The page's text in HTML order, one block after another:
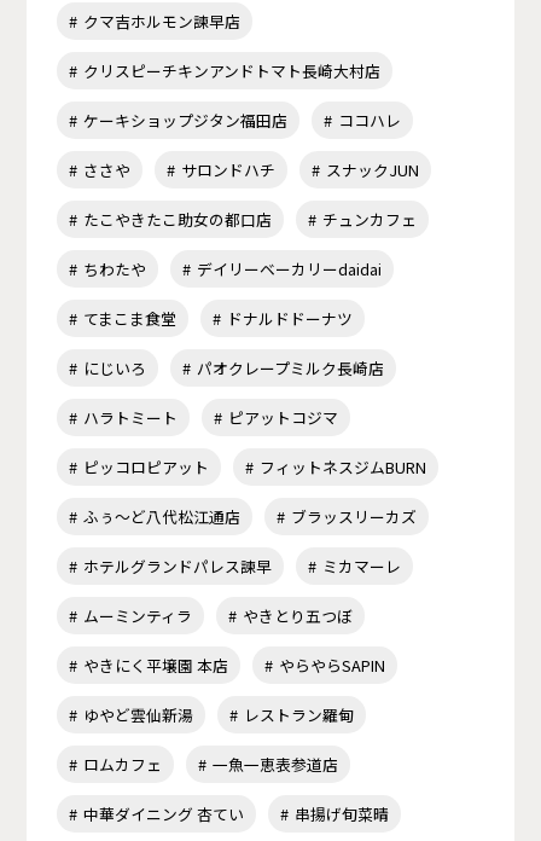
クマ吉ホルモン諫早店
クリスピーチキンアンドトマト長崎大村店
ケーキショップジタン福田店 ココハレ
ささや サロンドハチ スナックJUN
たこやきたこ助女の都口店 チュンカフェ
ちわたや デイリーベーカリーdaidai
てまこま食堂 ドナルドドーナツ
にじいろ パオクレープミルク長崎店
ハラトミート ピアットコジマ
ピッコロピアット フィットネスジムBURN
ふぅ～ど八代松江通店 ブラッスリーカズ
ホテルグランドパレス諫早 ミカマーレ
ムーミンティラ やきとり五つぼ
やきにく平壌園 本店 やらやらSAPIN
ゆやど雲仙新湯 レストラン羅甸
ロムカフェ 一魚一恵表参道店
中華ダイニング 杏てい 串揚げ旬菜晴